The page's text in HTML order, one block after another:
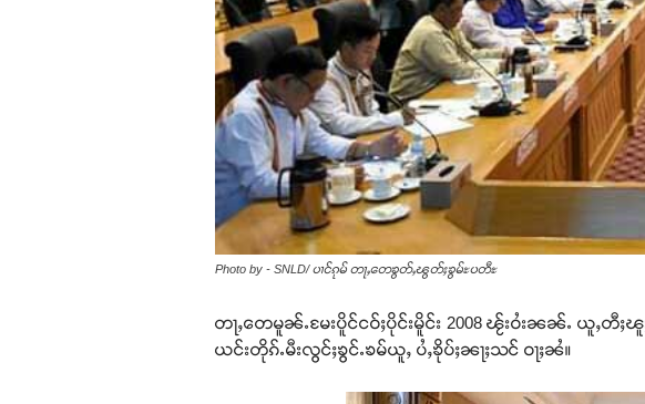
Photo by - SNLD/ ပၢင်ၵုမ် တႃႇတေၶွတ်ႇၽွတ်ႈၶွမ်ႊပတီႊ
တႃႇတေမူၼ်ႉမႄးပိူင်ငဝ်ႈပိုင်းမိူင်း 2008 ၽႂ်းဝႆးၼၼ်ႉ ယူႇတီ
ယင်းတိုၵ်ႉမီးလွင်ႈၶွင်ႉၶမ်ယူႇ ပႆႇၶိုပ်ႈၼႃႈသင် ဝႃႈၼႆ။